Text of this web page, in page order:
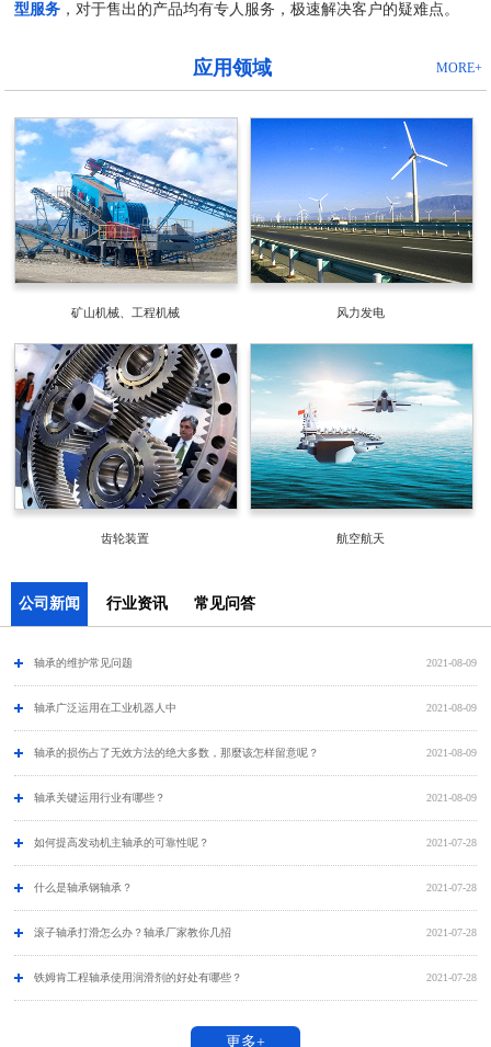
型服务 ，对于售出的产品均有专人服务，极速解决客户的疑难点。
MORE+
应用领域
矿山机械、工程机械 风力发电
齿轮装置 航空航天
公司新闻 行业资讯 常见问答
2021-08-09
轴承的维护常见问题
2021-08-09
​轴承广泛运用在工业机器人中
2021-08-09
轴承的损伤占了无效方法的绝大多数，那麼该怎样留意呢？
2021-08-09
轴承关键运用行业有哪些？
2021-07-28
如何提高发动机主轴承的可靠性呢？
2021-07-28
什么是轴承钢轴承？
2021-07-28
滚子轴承打滑怎么办？轴承厂家教你几招
2021-07-28
铁姆肯工程轴承使用润滑剂的好处有哪些？
更多+